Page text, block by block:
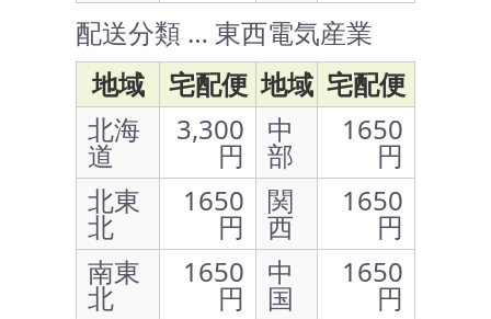
配送分類 … 東西電気産業
地域
宅配便 地域 宅配便
北海
道
3,300
円
中
部
1650
円
北東
北
1650
円
関
西
1650
円
南東
北
1650
円
中
国
1650
円